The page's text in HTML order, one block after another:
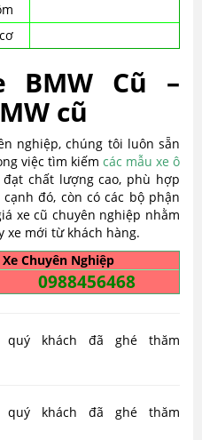
BMW Cũ –
cũ
nghiệp, chúng tôi luôn sẵn
việc tìm kiếm các mẫu xe ô
chất lượng cao, phù hợp
đó, còn có các bộ phận
xe cũ chuyên nghiệp nhằm
xe mới từ khách hàng.
Chuyên Nghiệp
0988456468
khách đã ghé thăm
khách đã ghé thăm